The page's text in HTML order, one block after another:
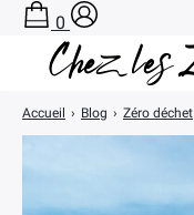
Accueil › Blog › Zéro déchet
0
Salle de Bain Zéro Déchet